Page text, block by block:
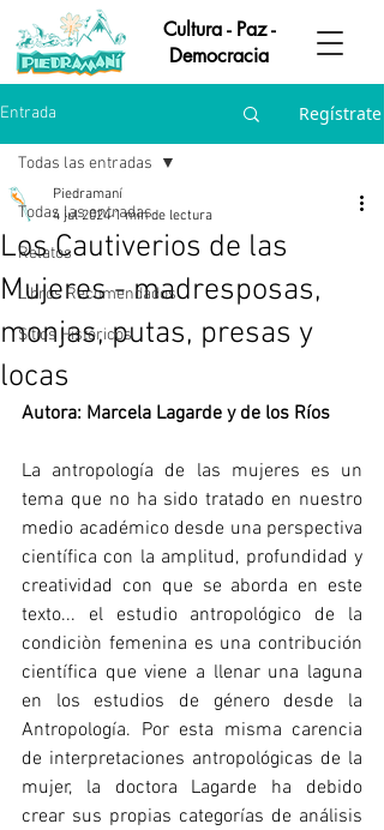
Cultura - Paz -
Democracia
Entrada Regístrate
Todas las entradas
Relatos
Libros Recomendados
Sitios Históricos
Todas las entradas
Los Cautiverios de las
Mujeres - madresposas,
monjas, putas, presas y
locas
Piedramaní
4 jul 2024 1 min de lectura
Autora: Marcela Lagarde y de los Ríos
La antropología de las mujeres es un
tema que no ha sido tratado en nuestro
medio académico desde una perspectiva
científica con la amplitud, profundidad y
creatividad con que se aborda en este
texto... el estudio antropológico de la
condiciòn femenina es una contribución
científica que viene a llenar una laguna
en los estudios de género desde la
Antropología. Por esta misma carencia
de interpretaciones antropológicas de la
mujer, la doctora Lagarde ha debido
crear sus propias categorías de análisis